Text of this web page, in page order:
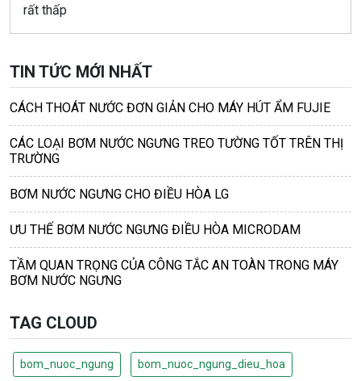
rất thấp
TIN TỨC MỚI NHẤT
CÁCH THOÁT NƯỚC ĐƠN GIẢN CHO MÁY HÚT ẨM FUJIE
CÁC LOẠI BƠM NƯỚC NGƯNG TREO TƯỜNG TỐT TRÊN THỊ
TRƯỜNG
BƠM NƯỚC NGƯNG CHO ĐIỀU HÒA LG
ƯU THẾ BƠM NƯỚC NGƯNG ĐIỀU HÒA MICRODAM
TẦM QUAN TRỌNG CỦA CÔNG TẮC AN TOÀN TRONG MÁY
BƠM NƯỚC NGƯNG
TAG CLOUD
bom_nuoc_ngung bom_nuoc_ngung_dieu_hoa